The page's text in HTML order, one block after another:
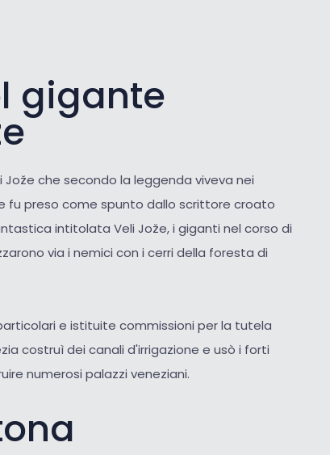
gigante
che secondo la leggenda viveva nei
fu preso come spunto dallo scrittore croato
intitolata Veli Jože, i giganti nel corso di
via i nemici con i cerri della foresta di
e istituite commissioni per la tutela
costruì dei canali d'irrigazione e usò i forti
numerosi palazzi veneziani.